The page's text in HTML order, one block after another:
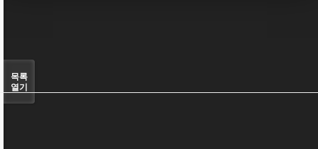
목록
열기